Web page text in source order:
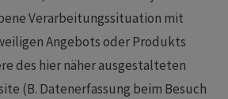
Verarbeitungssituation mit
Angebots oder Produkts
des hier näher ausgestalteten
(B. Datenerfassung beim Besuch